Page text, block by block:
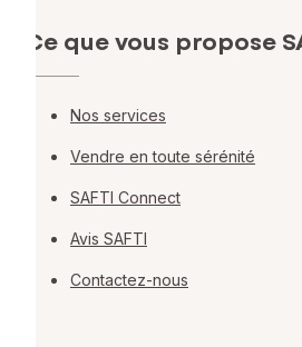
Ce que vous propose
Nos services
Vendre en toute sérénité
SAFTI Connect
Avis SAFTI
Contactez-nous